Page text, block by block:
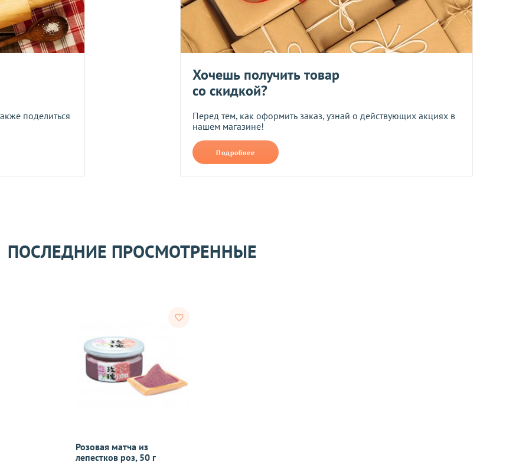
Я даю согласие на обработку моих персональных данных
Прикрепить фото
В формате jpg, png, размером не более 10 мб
в течение 14 дней. Пищевые продукты, пригодные к употреблению, возврату и обмену не подлежат.
следующим образом:
«О защите прав потребителей»
получения товара покупателем.
с требованиями законодательства. Возврат возможен в течение 14 дней после получения (для товаров
осуществляется по договоренности. Возврат/Обмен производится в случаях если товар не соответствует
поделиться
Хочешь получить товар
со скидкой?
Перед тем, как оформить заказ, узнай о действующих акциях в
нашем магазине!
Подробнее
ПОСЛЕДНИЕ ПРОСМОТРЕННЫЕ
Розовая матча из
лепестков роз, 50 г